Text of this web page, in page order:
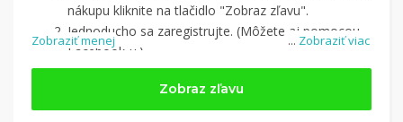
... Zobraziť viac
nákupu kliknite na tlačidlo "Zobraz zľavu".
Jednoducho sa zaregistrujte. (Môžete aj pomocou
Facebook-u.)
Jednoducho sinájdite obchod, pomocou služby
(v ponuke je cca 1 500 obchodov).
Kliknite na tlačidlo „Nakupovať“.(Následne
Zobraziť menej
Zobraz zľavu